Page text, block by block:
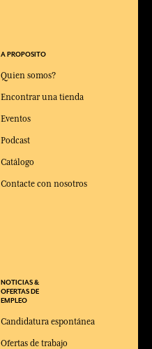
A PROPOSITO
Quien somos?
Encontrar una tienda
Eventos
Podcast
Catálogo
Contacte con nosotros
NOTICIAS &
OFERTAS DE
EMPLEO
Candidatura espontánea
Ofertas de trabajo